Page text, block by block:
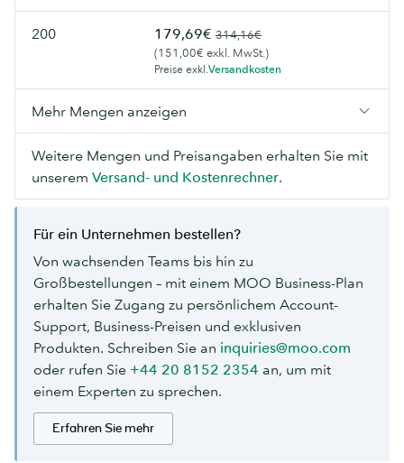
200 179,69€ 314,16€
(151,00€ exkl. MwSt.)
Preise exkl.Versandkosten
Mehr Mengen anzeigen
Weitere Mengen und Preisangaben erhalten Sie mit
unserem Versand- und Kostenrechner.
Für ein Unternehmen bestellen?
Von wachsenden Teams bis hin zu
Großbestellungen – mit einem MOO Business-Plan
erhalten Sie Zugang zu persönlichem Account-
Support, Business-Preisen und exklusiven
Produkten. Schreiben Sie an inquiries@moo.com
oder rufen Sie +44 20 8152 2354 an, um mit
einem Experten zu sprechen.
Erfahren Sie mehr